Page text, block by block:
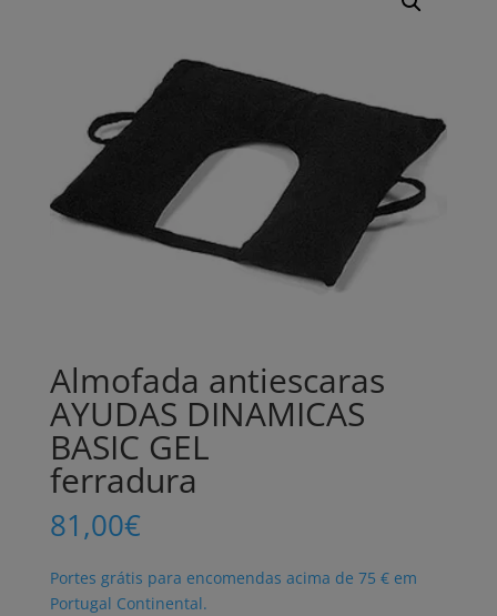
Almofada antiescaras
AYUDAS DINAMICAS
BASIC GEL
ferradura
81,00€
Portes grátis para encomendas acima de 75 € em
Portugal Continental.